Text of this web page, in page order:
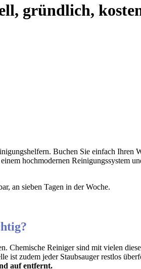
gründlich,
Buchen Sie einfach
hochmodernen Reinigungssystem
an sieben Tagen in der Woche.
Chemische Reiniger sind mit vielen
ist zudem jeder Staubsauger restlos
auf entfernt.